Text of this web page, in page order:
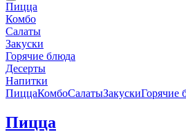
Пицца
Комбо
Салаты
Закуски
Горячие блюда
Десерты
Напитки
ПиццаКомбоСалатыЗакускиГорячие
Пицца